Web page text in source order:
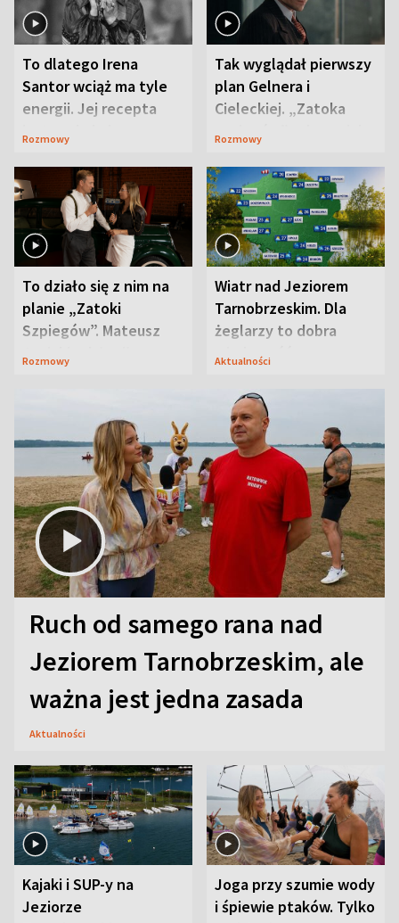
To dlatego Irena
Santor wciąż ma tyle
energii. Jej recepta
jest zaskakująco
Rozmowy
Tak wyglądał pierwszy
plan Gelnera i
Cieleckiej. „Zatoka
szpiegów” od razu ich
Rozmowy
To działo się z nim na
planie „Zatoki
Szpiegów”. Mateusz
Janicki odsłonił
Rozmowy
Wiatr nad Jeziorem
Tarnobrzeskim. Dla
żeglarzy to dobra
wiadomość
Aktualności
Ruch od samego rana nad
Jeziorem Tarnobrzeskim, ale
ważna jest jedna zasada
Aktualności
Kajaki i SUP-y na
Jeziorze
Joga przy szumie wody
i śpiewie ptaków. Tylko